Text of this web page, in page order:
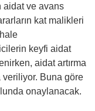
aidat ve avans
kat malikleri
keyfi aidat
aidat artırma
Buna göre
onaylanacak.